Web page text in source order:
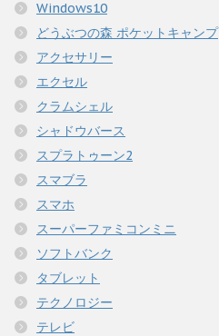
Windows10
どうぶつの森 ポケットキャンプ
アクセサリー
エクセル
クラムシェル
シャドウバース
スプラトゥーン2
スマブラ
スマホ
スーパーファミコンミニ
ソフトバンク
タブレット
テクノロジー
テレビ